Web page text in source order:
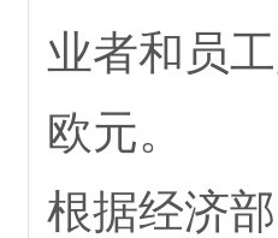
业者和员
欧元。
根据经济